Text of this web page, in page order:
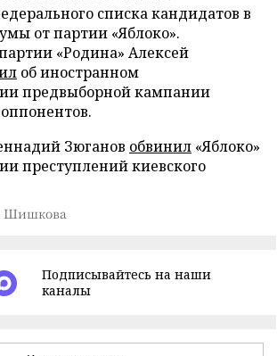
списка кандидатов в
от партии «Яблоко».
«Родина» Алексей
об иностранном
предвыборной кампании
Зюганов обвинил «Яблоко»
преступлений киевского
Шишкова
Подписывайтесь на наши
каналы